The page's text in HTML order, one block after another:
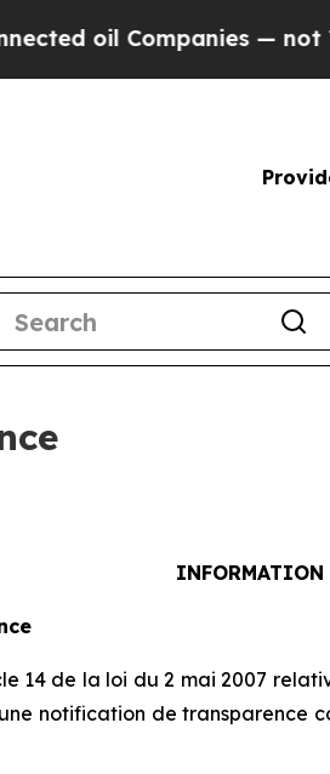
Companies — not
INFORMATION
14 de la loi du 2 mai 2007
notification de transparence